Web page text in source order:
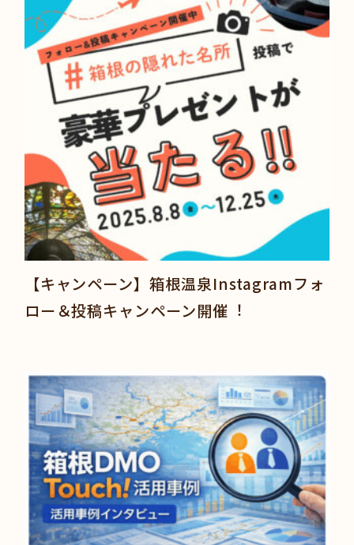
【キャンペーン】箱根温泉Instagramフォ
ロー＆投稿キャンペーン開催︕